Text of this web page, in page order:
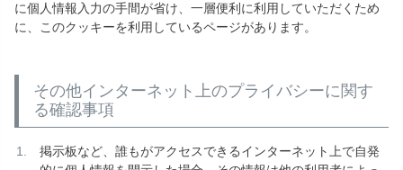
に個人情報入力の手間が省け、一層便利に利用していただくため
に、このクッキーを利用しているページがあります。
その他インターネット上のプライバシーに関す
る確認事項
掲示板など、誰もがアクセスできるインターネット上で自発